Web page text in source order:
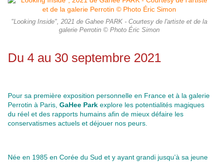
"Looking Inside", 2021 de Gahee PARK - Courtesy de l'artiste et de la
galerie Perrotin © Photo Éric Simon
Du 4 au 30 septembre 2021
Pour sa première exposition personnelle en France et à la galerie
Perrotin à Paris, GaHee Park explore les potentialités magiques
du réel et des rapports humains afin de mieux défaire les
conservatismes actuels et déjouer nos peurs.
Née en 1985 en Corée du Sud et y ayant grandi jusqu’à sa jeune